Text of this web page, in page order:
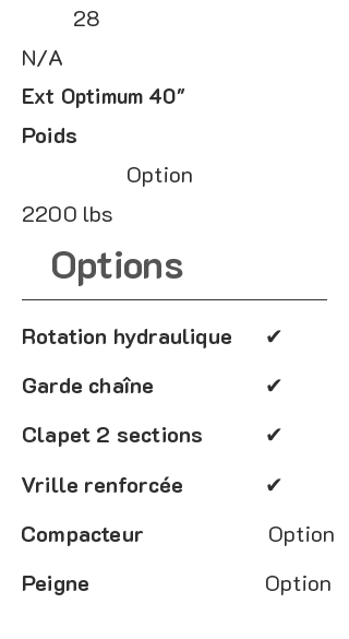
28
N/A
Ext Optimum 40"
Poids
Option
2200 lbs
Options
Rotation hydraulique
Garde chaîne
Clapet 2 sections
Vrille renforcée
Compacteur
Peigne
✔
✔
✔
✔
Option
Option